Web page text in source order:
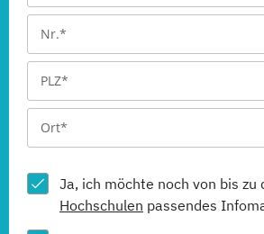
Ja, ich möchte noch von bis zu
Hochschulen passendes